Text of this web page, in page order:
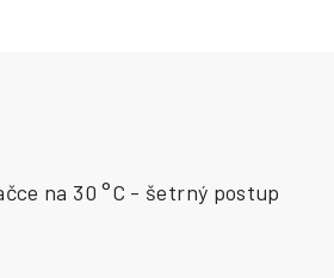
na 30 °C - šetrný postup